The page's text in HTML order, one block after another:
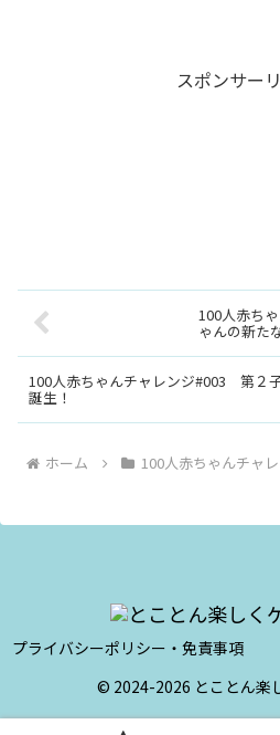
スポンサー
100人赤ち
ゃんの新た
100人赤ちゃんチャレンジ#003 第２
誕生！
ホーム 100人赤ちゃんチャ
プライバシーポリシー・免責事項
© 2024-2026 とことん楽